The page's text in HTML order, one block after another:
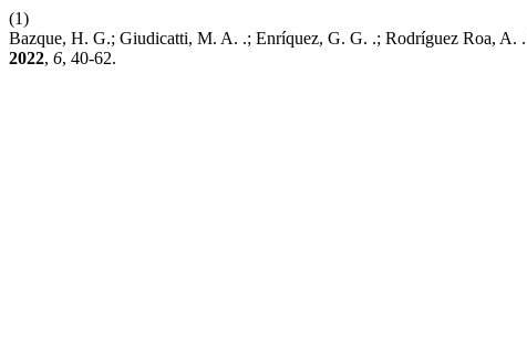
(1)
Bazque, H. G.; Giudicatti, M. A. .; Enríquez, G. G. .; Rodríguez Roa, A.
2022, 6, 40-62.